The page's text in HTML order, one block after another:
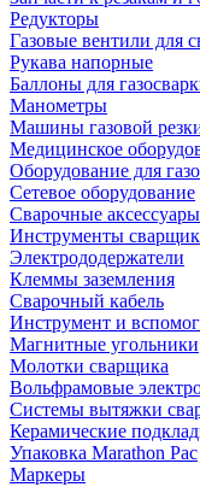
Редукторы
Газовые вентили для
Рукава напорные
Баллоны для
Манометры
Машины газовой
Медицинское
Оборудование для
Сетевое оборудование
Сварочные аксессуары
Инструменты
Электрододержатели
Клеммы заземления
Сварочный кабель
Инструмент и
Магнитные угольники
Молотки сварщика
Вольфрамовые
Системы вытяжки
Керамические
Упаковка Marathon Pac
Маркеры